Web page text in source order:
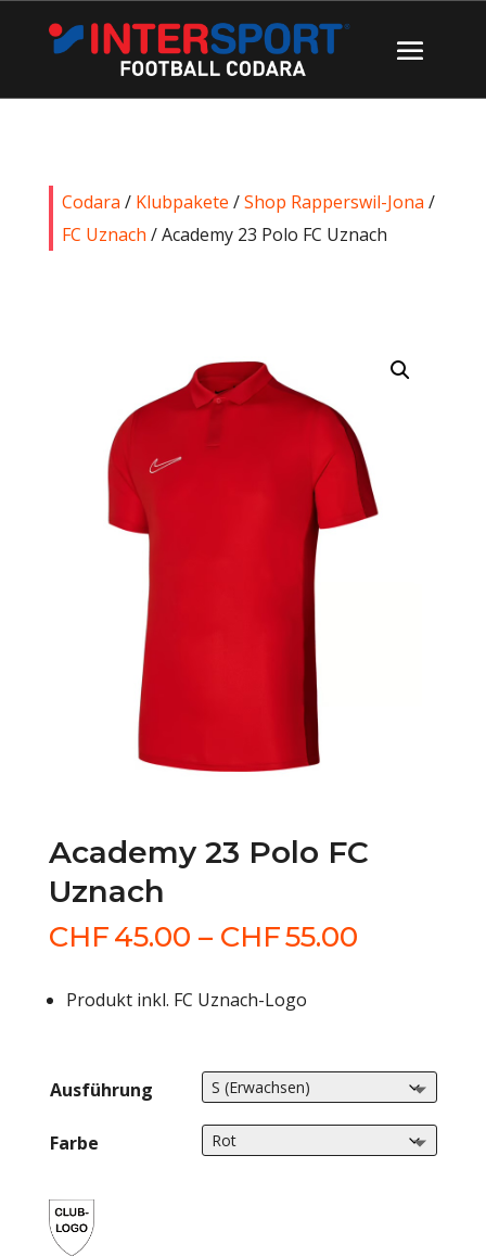
Codara / Klubpakete /Shop Rapperswil-Jona /
FC Uznach / Academy 23 Polo FC Uznach
Academy 23 Polo FC
Uznach
CHF45.00 – CHF55.00
Produkt inkl. FC Uznach-Logo
Ausführung
Farbe